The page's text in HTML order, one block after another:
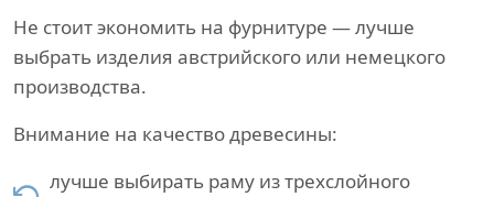
Не стоит экономить на фурнитуре — лучше
выбрать изделия австрийского или немецкого
производства.
Внимание на качество древесины:
лучше выбирать раму из трехслойного